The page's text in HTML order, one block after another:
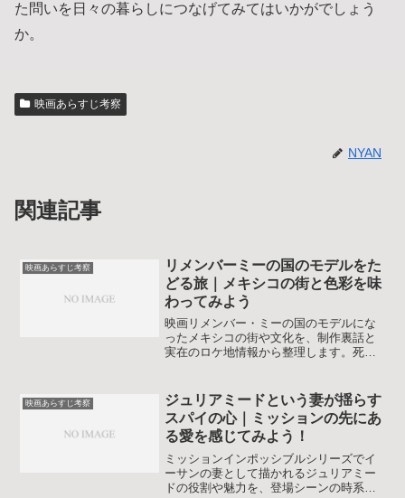
た問いを日々の暮らしにつなげてみてはいかがでしょう
か。
映画あらすじ考察
NYAN
関連記事
映画あらすじ考察
リメンバーミーの国のモデルをた
どる旅｜メキシコの街と色彩を味
わってみよう
映画リメンバー・ミーの国のモデルにな
ったメキシコの街や文化を、制作裏話と
実在のロケ地情報から整理します。死者
の意図がより深く見えてきます。初見の
人も二回目以降の鑑賞でも新しい発見を
楽しめます。
映画あらすじ考察
ジュリアミードという妻が揺らす
スパイの心｜ミッションの先にあ
る愛を感じてみよう！
ミッションインポッシブルシリーズでイ
ーサンの妻として描かれるジュリアミー
ドの役割や魅力を、登場シーンの時系列